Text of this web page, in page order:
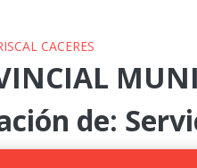
CACERES
de: